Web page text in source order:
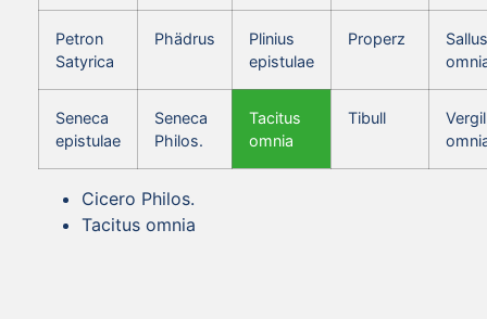
Petron
Satyrica
Phädrus
Plinius
epistulae
Properz
Seneca
epistulae
Seneca
Philos.
Tacitus
omnia
Tibull
Vergil
Cicero Philos.
Tacitus omnia